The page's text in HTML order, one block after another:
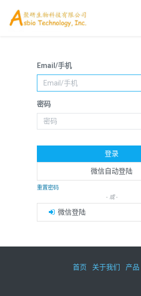
Email/手机
密码
登录
微信自动登陆
重置密码
- 或 -
微信登陆
首页 关于我们 产品